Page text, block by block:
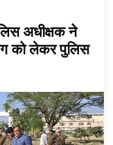
अधीक्षक ने
को लेकर पुलिस